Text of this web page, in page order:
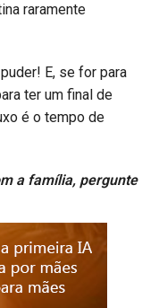
raramente
E, se for para
ter um final de
é o tempo de
a família, pergunte